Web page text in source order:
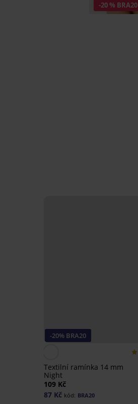
-20 % BRA20
-20% BRA20
Textilní ramínka 14 mm
Night
109 Kč
87 Kč kód: BRA20